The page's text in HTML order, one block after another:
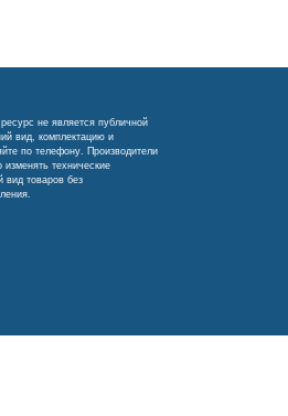
не является публичной
вид, комплектацию и
по телефону. Производители
технические
вид товаров без